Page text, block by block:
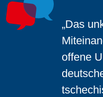
„Das
offene